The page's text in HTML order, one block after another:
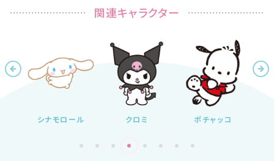
関連キャラクター
クロミ ポチャッコ ハンギョドン